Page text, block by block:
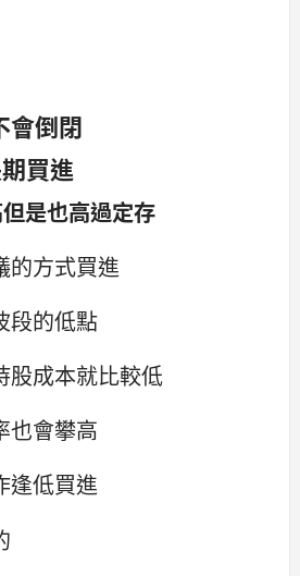
會倒閉
買進
是也高過定存
的方式買進
段的低點
股成本就比較低
也會攀高
逢低買進